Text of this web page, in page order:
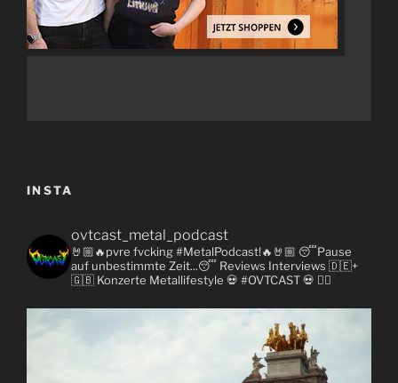
INSTA
ovtcast_metal_podcast
🤘🏼🔥pvre fvcking #MetalPodcast!🔥🤘🏼 😴Pause
auf unbestimmte Zeit...😴 Reviews Interviews 🇩🇪+
🇬🇧 Konzerte Metallifestyle 💀 #OVTCAST 💀 👇🏼